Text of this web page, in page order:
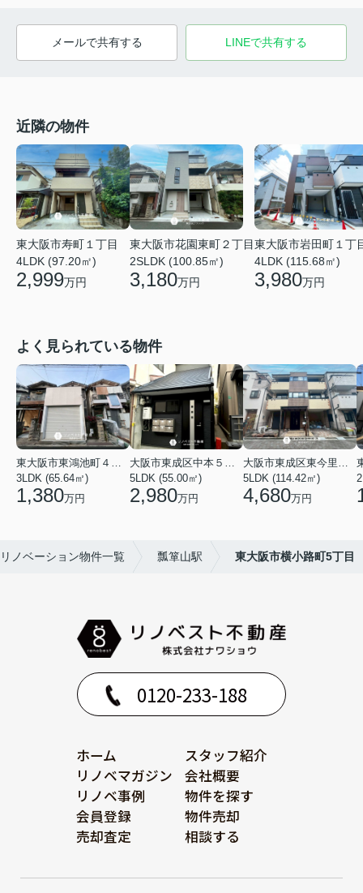
メールで共有する LINEで共有する
近隣の物件
東大阪市寿町１丁目
4LDK (97.20㎡)
2,999万円
東大阪市花園東町２丁目
2SLDK (100.85㎡)
3,180万円
東大阪市岩田町１丁
4LDK (115.68㎡)
3,980万円
よく見られている物件
3LDK (65.64㎡)
1,380万円
5LDK (55.00㎡)
2,980万円
5LDK (114.42㎡)
4,680万円
ノベーション物件一覧 瓢箪山駅 東大阪市横小路町5丁目
0120-233-188
ホーム
スタッフ紹介
リノベマガジン
会社概要
リノベ事例
物件を探す
会員登録
物件売却
売却査定
相談する